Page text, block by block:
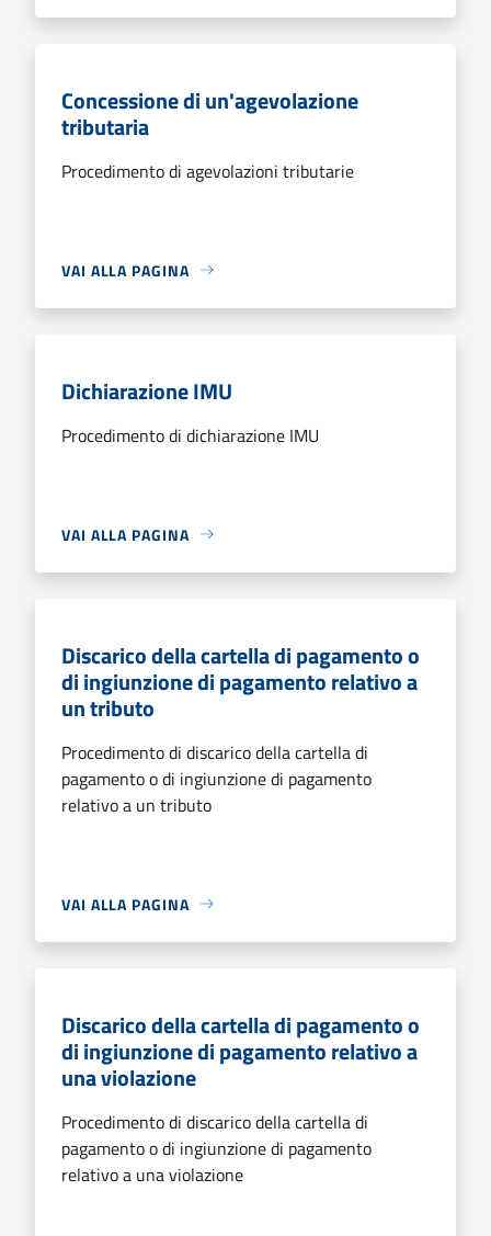
Concessione di un'agevolazione
tributaria
Procedimento di agevolazioni tributarie
VAI ALLA PAGINA
Dichiarazione IMU
Procedimento di dichiarazione IMU
VAI ALLA PAGINA
Discarico della cartella di pagamento o
di ingiunzione di pagamento relativo a
un tributo
Procedimento di discarico della cartella di
pagamento o di ingiunzione di pagamento
relativo a un tributo
VAI ALLA PAGINA
Discarico della cartella di pagamento o
di ingiunzione di pagamento relativo a
una violazione
Procedimento di discarico della cartella di
pagamento o di ingiunzione di pagamento
relativo a una violazione